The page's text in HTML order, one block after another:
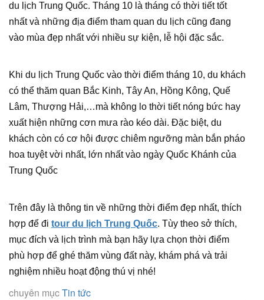
du lịch Trung Quốc. Tháng 10 là tháng có thời tiết tốt
nhất và những địa điểm tham quan du lịch cũng đang
vào mùa đẹp nhất với nhiều sự kiện, lễ hội đặc sắc.
Khi du lịch Trung Quốc vào thời điểm tháng 10, du khách
có thể thăm quan Bắc Kinh, Tây An, Hồng Kông, Quế
Lâm, Thượng Hải,…mà không lo thời tiết nóng bức hay
xuất hiện những cơn mưa rào kéo dài. Đặc biệt, du
khách còn có cơ hội được chiêm ngưỡng màn bắn pháo
hoa tuyệt vời nhất, lớn nhất vào ngày Quốc Khánh của
Trung Quốc
Trên đây là thông tin về những thời điểm đẹp nhất, thích
hợp để đi tour du lịch Trung Quốc. Tùy theo sở thích,
mục đích và lịch trình mà bạn hãy lựa chọn thời điểm
phù hợp để ghé thăm vùng đất này, khám phá và trải
nghiệm nhiều hoạt động thú vị nhé!
chuyên mụcTin tức